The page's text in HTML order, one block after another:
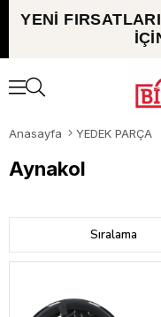
YENİ FIRSATLARI
Anasayfa YEDEK PARÇA
Aynakol
Sıralama